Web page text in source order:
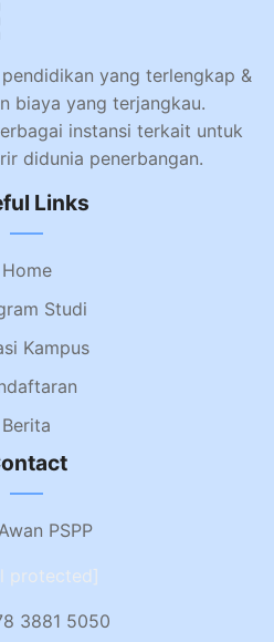
yang terlengkap &
biaya yang terjangkau.
instansi terkait untuk
didunia penerbangan.
Links
Home
Studi
Kampus
Berita
PSPP
protected]
3881 5050